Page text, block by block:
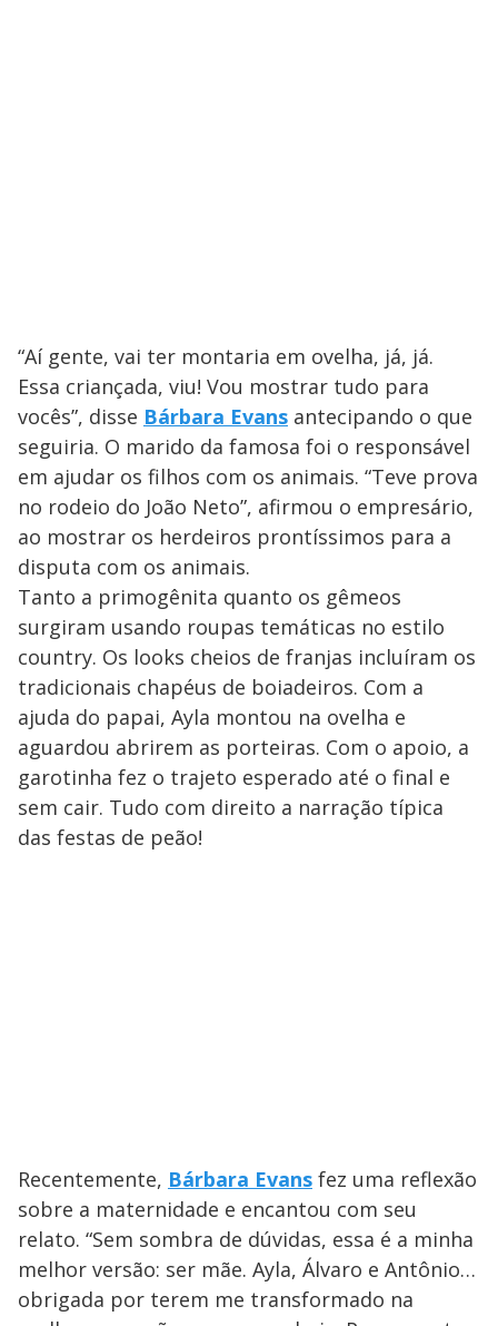
“Aí gente, vai ter montaria em ovelha, já, já.
Essa criançada, viu! Vou mostrar tudo para
vocês”, disse Bárbara Evans antecipando o que
seguiria. O marido da famosa foi o responsável
em ajudar os filhos com os animais. “Teve prova
no rodeio do João Neto”, afirmou o empresário,
ao mostrar os herdeiros prontíssimos para a
disputa com os animais.
Tanto a primogênita quanto os gêmeos
surgiram usando roupas temáticas no estilo
country. Os looks cheios de franjas incluíram os
tradicionais chapéus de boiadeiros. Com a
ajuda do papai, Ayla montou na ovelha e
aguardou abrirem as porteiras. Com o apoio, a
garotinha fez o trajeto esperado até o final e
sem cair. Tudo com direito a narração típica
das festas de peão!
Recentemente, Bárbara Evans fez uma reflexão
sobre a maternidade e encantou com seu
relato. “Sem sombra de dúvidas, essa é a minha
melhor versão: ser mãe. Ayla, Álvaro e Antônio…
obrigada por terem me transformado na